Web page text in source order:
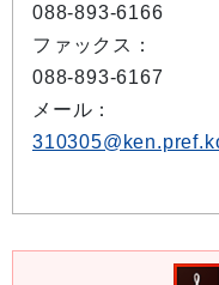
088-893-6166
ファックス：
088-893-6167
メール：